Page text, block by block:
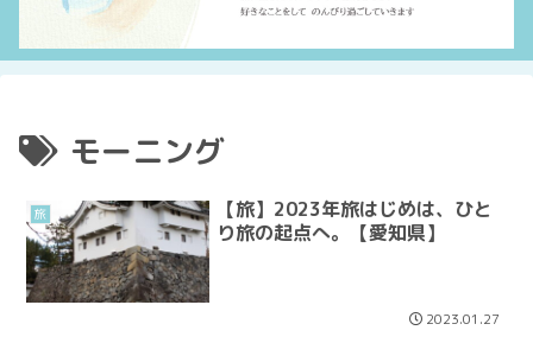
モーニング
旅
【旅】2023年旅はじめは、ひと
り旅の起点へ。【愛知県】
2023.01.27